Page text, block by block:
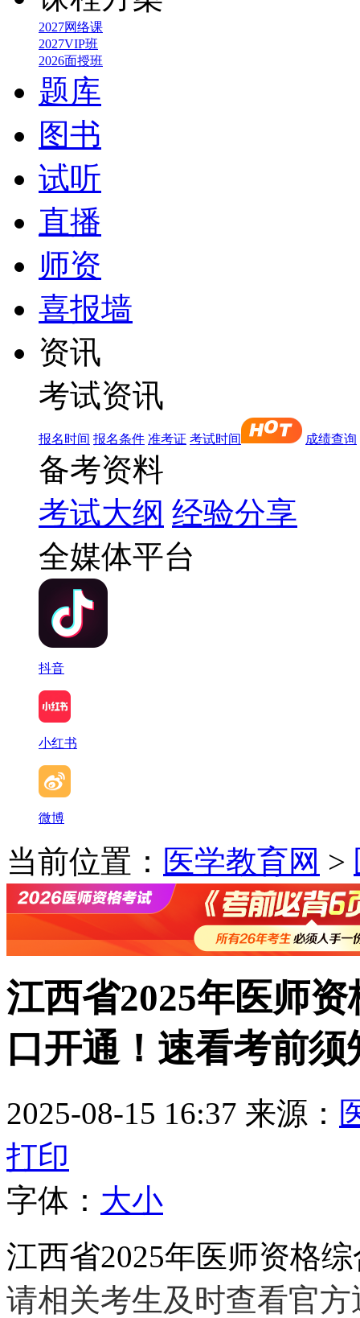
2027网络课
2027VIP班
2026面授班
题库
图书
试听
直播
师资
喜报墙
资讯
考试资讯
报名时间 报名条件 准考证 考试时间 成绩查询
备考资料
考试大纲 经验分享
全媒体平台
抖音
小红书
微博
当前位置： 医学教育网 >
江西省2025年医师
口开通！速看考前须
2025-08-15 16:37 来源：
打印
字体： 大小
江西省2025年医师资格
请相关考生及时查看官